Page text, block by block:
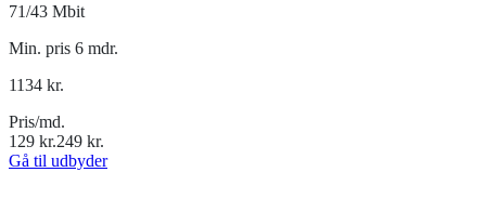
71/43 Mbit
Min. pris 6 mdr.
1134 kr.
Pris/md.
129 kr.249 kr.
Gå til udbyder